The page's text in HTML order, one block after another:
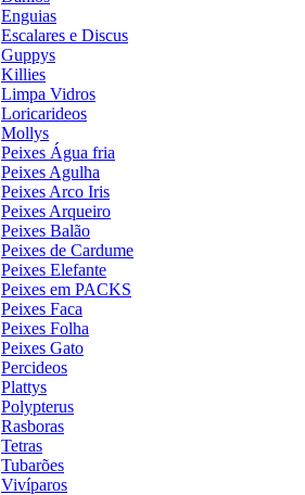
Enguias
Escalares e Discus
Guppys
Killies
Limpa Vidros
Loricarideos
Mollys
Peixes Água fria
Peixes Agulha
Peixes Arco Iris
Peixes Arqueiro
Peixes Balão
Peixes de Cardume
Peixes Elefante
Peixes em PACKS
Peixes Faca
Peixes Folha
Peixes Gato
Percideos
Plattys
Polypterus
Rasboras
Tetras
Tubarões
Vivíparos